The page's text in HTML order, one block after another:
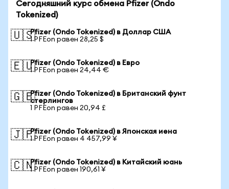
Сегодняшний курс обмена Pfizer (Ondo
Tokenized)
🇺🇸Pfizer (Ondo Tokenized) в Доллар США
1 PFEon равен 28,25 $
🇪🇺Pfizer (Ondo Tokenized) в Евро
1 PFEon равен 24,44 €
🇬🇧Pfizer (Ondo Tokenized) в Британский фунт
стерлингов
1 PFEon равен 20,94 £
🇯🇵Pfizer (Ondo Tokenized) в Японская иена
1 PFEon равен 4 457,99 ¥
🇨🇳Pfizer (Ondo Tokenized) в Китайский юань
1 PFEon равен 190,61 ¥